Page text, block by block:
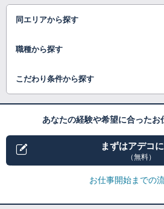
同エリアから探す
職種から探す
こだわり条件から探す
あなたの経験や希望に合ったお
まずはアデコ
（無料）
お仕事開始までの